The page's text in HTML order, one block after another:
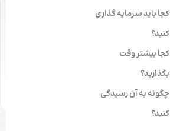
کجا باید سرمایه گذاری
کنید؟
کجا بیشتر وقت
بگذارید؟
چگونه به آن رسیدگی
کنید؟